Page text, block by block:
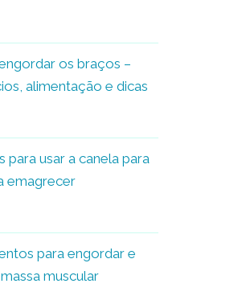
os braços –
alimentação e dicas
para usar a canela para
emagrecer
para engordar e
muscular